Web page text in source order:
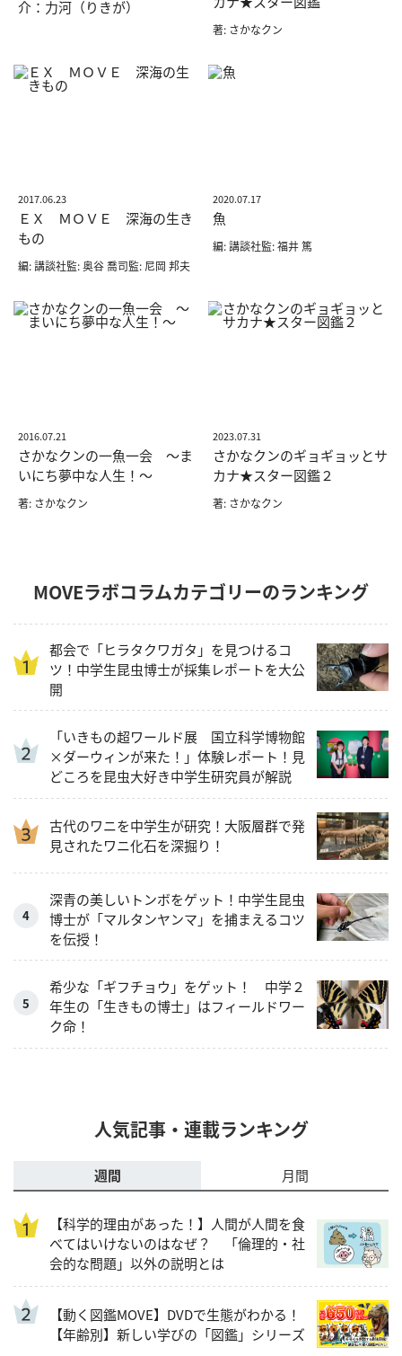
介：力河（りきが）
著: さかなクン
2017.06.23
ＥＸ ＭＯＶＥ 深海の生き
もの
編: 講談社監: 奥谷 喬司監: 尼岡 邦夫
2020.07.17
魚
編: 講談社監: 福井 篤
2016.07.21
さかなクンの一魚一会 ～ま
いにち夢中な人生！～
著: さかなクン
2023.07.31
さかなクンのギョギョッとサ
カナ★スター図鑑２
著: さかなクン
MOVEラボコラムカテゴリーのランキング
都会で「ヒラタクワガタ」を見つけるコ
ツ！中学生昆虫博士が採集レポートを大公
開
「いきもの超ワールド展 国立科学博物館
×ダーウィンが来た！」体験レポート！見
どころを昆虫大好き中学生研究員が解説
古代のワニを中学生が研究！大阪層群で発
見されたワニ化石を深掘り！
深青の美しいトンボをゲット！中学生昆虫
博士が「マルタンヤンマ」を捕まえるコツ
を伝授！
希少な「ギフチョウ」をゲット！ 中学２
年生の「生きもの博士」はフィールドワー
ク命！
人気記事・連載ランキング
週間 月間
【科学的理由があった！】人間が人間を食
べてはいけないのはなぜ？ 「倫理的・社
会的な問題」以外の説明とは
【動く図鑑MOVE】DVDで生態がわかる！
【年齢別】新しい学びの「図鑑」シリーズ